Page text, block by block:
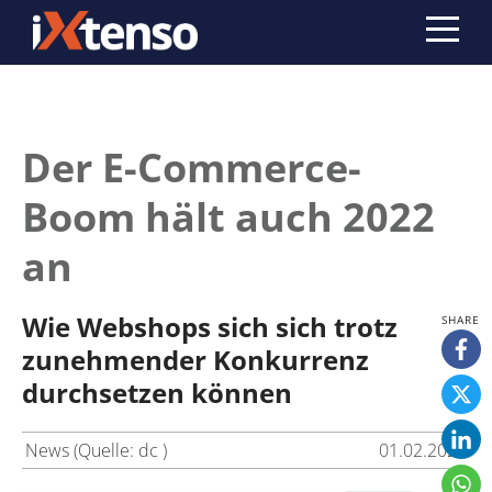
Der E-Commerce-
Boom hält auch 2022
an
Wie Webshops sich sich trotz
zunehmender Konkurrenz
durchsetzen können
News (Quelle: dc ) 01.02.2022